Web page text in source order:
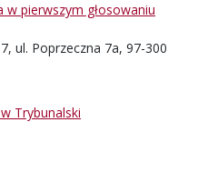
pierwszym głosowaniu
ul. Poprzeczna 7a, 97-300
Trybunalski